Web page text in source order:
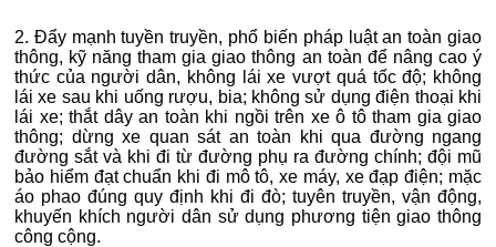
2. Đẩy mạnh tuyền truyền, phổ biến pháp luật an toàn giao
thông, kỹ năng tham gia giao thông an toàn để nâng cao ý
thức của người dân, không lái xe vượt quá tốc độ; không
lái xe sau khi uống rượu, bia; không sử dụng điện thoại khi
lái xe; thắt dây an toàn khi ngồi trên xe ô tô tham gia giao
thông; dừng xe quan sát an toàn khi qua đường ngang
đường sắt và khi đi từ đường phụ ra đường chính; đội mũ
bảo hiểm đạt chuẩn khi đi mô tô, xe máy, xe đạp điện; mặc
áo phao đúng quy định khi đi đò; tuyên truyền, vận động,
khuyến khích người dân sử dụng phương tiện giao thông
công cộng.